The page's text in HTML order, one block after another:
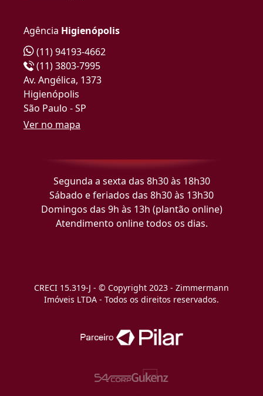
Agência Higienópolis
(11) 94193-4662
(11) 3803-7995
Av. Angélica, 1373
Higienópolis
São Paulo - SP
Ver no mapa
Segunda a sexta das 8h30 às 18h30
Sábado e feriados das 8h30 às 13h30
Domingos das 9h às 13h (plantão online)
Atendimento online todos os dias.
CRECI 15.319-J - © Copyright 2023 - Zimmermann
Imóveis LTDA - Todos os direitos reservados.